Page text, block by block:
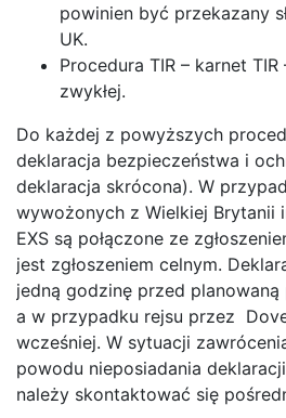
powinien być przekazany
UK.
Procedura TIR – karnet
zwykłej.
Do każdej z powyższych
deklaracja bezpieczeństwa i
deklaracja skrócona). W
wywożonych z Wielkiej Brytanii
EXS są połączone ze
jest zgłoszeniem celnym.
jedną godzinę przed
a w przypadku rejsu przez
wcześniej. W sytuacji
powodu nieposiadania
należy skontaktować się